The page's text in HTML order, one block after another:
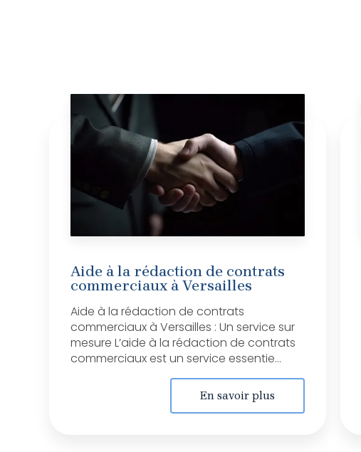
Aide à la rédaction de contrats
commerciaux à Versailles
Aide à la rédaction de contrats
commerciaux à Versailles : Un service sur
mesure L’aide à la rédaction de contrats
commerciaux est un service essentie...
En savoir plus